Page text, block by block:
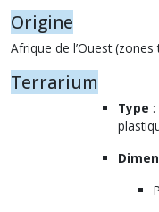
Origine
Afrique de l’Ouest
Terrarium
Type